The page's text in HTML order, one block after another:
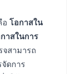
อ โอกาสใน
าสในการ
จสามารถ
ดการ